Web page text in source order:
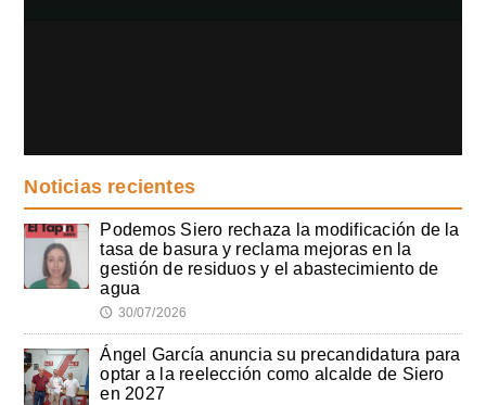
Noticias recientes
Podemos Siero rechaza la modificación de la
tasa de basura y reclama mejoras en la
gestión de residuos y el abastecimiento de
agua
🕔 30/07/2026
Ángel García anuncia su precandidatura para
optar a la reelección como alcalde de Siero
en 2027